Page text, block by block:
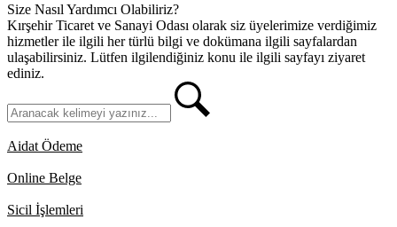
Size Nasıl Yardımcı Olabiliriz?
Kırşehir Ticaret ve Sanayi Odası olarak siz üyelerimize verdiğimiz
hizmetler ile ilgili her türlü bilgi ve dokümana ilgili sayfalardan
ulaşabilirsiniz. Lütfen ilgilendiğiniz konu ile ilgili sayfayı ziyaret
ediniz.
Aidat Ödeme
Online Belge
Sicil İşlemleri